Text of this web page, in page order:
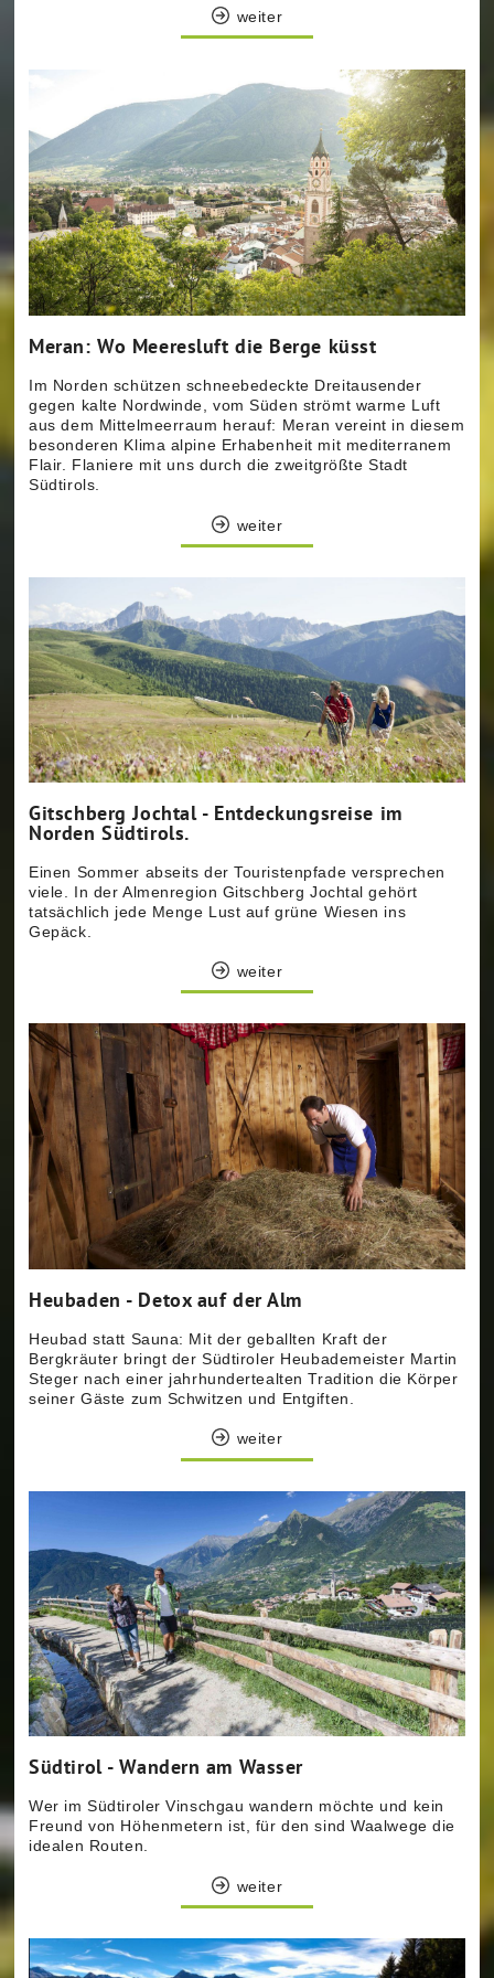
weiter
weiter
Meran: Wo Meeresluft die Berge küsst
Im Norden schützen schneebedeckte Dreitausender
gegen kalte Nordwinde, vom Süden strömt warme Luft
aus dem Mittelmeerraum herauf: Meran vereint in diesem
besonderen Klima alpine Erhabenheit mit mediterranem
Flair. Flaniere mit uns durch die zweitgrößte Stadt
Südtirols.
weiter
Gitschberg Jochtal - Entdeckungsreise im
Norden Südtirols.
Einen Sommer abseits der Touristenpfade versprechen
viele. In der Almenregion Gitschberg Jochtal gehört
tatsächlich jede Menge Lust auf grüne Wiesen ins
Gepäck.
weiter
Heubaden - Detox auf der Alm
Heubad statt Sauna: Mit der geballten Kraft der
Bergkräuter bringt der Südtiroler Heubademeister Martin
Steger nach einer jahrhundertealten Tradition die Körper
seiner Gäste zum Schwitzen und Entgiften.
weiter
Südtirol - Wandern am Wasser
Wer im Südtiroler Vinschgau wandern möchte und kein
Freund von Höhenmetern ist, für den sind Waalwege die
idealen Routen.
weiter